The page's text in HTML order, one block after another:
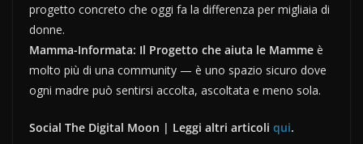
progetto concreto che oggi fa la differenza per migliaia di
donne.
Mamma-Informata: Il Progetto che aiuta le Mamme è
molto più di una community — è uno spazio sicuro dove
ogni madre può sentirsi accolta, ascoltata e meno sola.
Social The Digital Moon | Leggi altri articoli qui.